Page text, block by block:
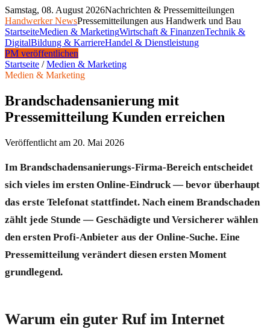
Samstag, 08. August 2026Nachrichten & Pressemitteilungen
Handwerker NewsPressemitteilungen aus Handwerk und Bau
StartseiteMedien & MarketingWirtschaft & FinanzenTechnik &
DigitalBildung & KarriereHandel & Dienstleistung
PM veröffentlichen
Startseite /Medien & Marketing
Medien & Marketing
Brandschadensanierung mit
Pressemitteilung Kunden erreichen
Veröffentlicht am 20. Mai 2026
Im Brandschadensanierungs-Firma-Bereich entscheidet
sich vieles im ersten Online-Eindruck — bevor überhaupt
das erste Telefonat stattfindet. Nach einem Brandschaden
zählt jede Stunde — Geschädigte und Versicherer wählen
den ersten Profi-Anbieter aus der Online-Suche. Eine
Pressemitteilung verändert diesen ersten Moment
grundlegend.
Warum ein guter Ruf im Internet